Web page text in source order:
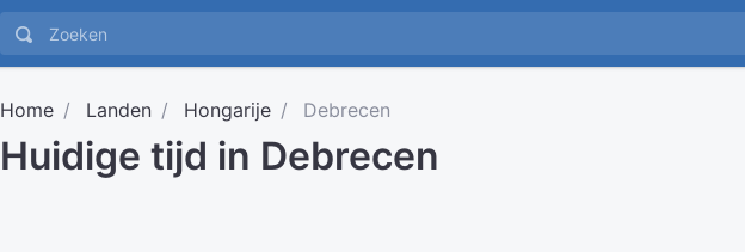
Home Landen Hongarije Debrecen
Huidige tijd in Debrecen